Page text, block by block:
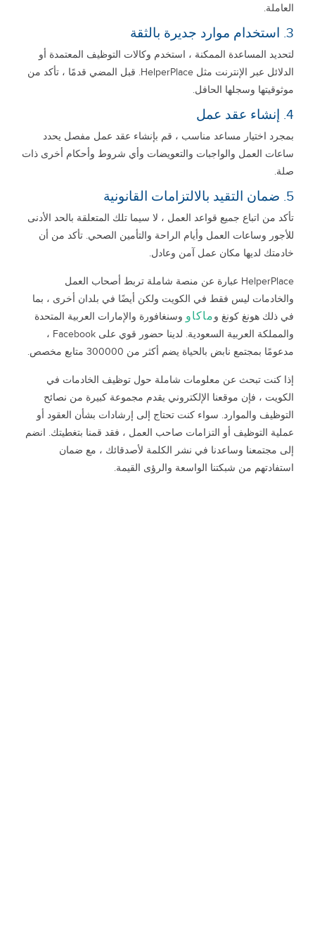
العاملة.
3. استخدام موارد جديرة بالثقة
لتحديد المساعدة الممكنة ، استخدم وكالات التوظيف المعتمدة أو
الدلائل عبر الإنترنت مثل HelperPlace. قبل المضي قدمًا ، تأكد من
موثوقيتها وسجلها الحافل.
4. إنشاء عقد عمل
بمجرد اختيار مساعد مناسب ، قم بإنشاء عقد عمل مفصل يحدد
ساعات العمل والواجبات والتعويضات وأي شروط وأحكام أخرى ذات
صلة.
5. ضمان التقيد بالالتزامات القانونية
تأكد من اتباع جميع قواعد العمل ، لا سيما تلك المتعلقة بالحد الأدنى
للأجور وساعات العمل وأيام الراحة والتأمين الصحي. تأكد من أن
خادمتك لديها مكان عمل آمن وعادل.
HelperPlace عبارة عن منصة شاملة تربط أصحاب العمل
والخادمات ليس فقط في الكويت ولكن أيضًا في بلدان أخرى ، بما
في ذلك هونغ كونغ وماكاو وسنغافورة والإمارات العربية المتحدة
والمملكة العربية السعودية. لدينا حضور قوي على Facebook ،
مدعومًا بمجتمع نابض بالحياة يضم أكثر من 300000 متابع مخصص.
إذا كنت تبحث عن معلومات شاملة حول توظيف الخادمات في
الكويت ، فإن موقعنا الإلكتروني يقدم مجموعة كبيرة من نصائح
التوظيف والموارد. سواء كنت تحتاج إلى إرشادات بشأن العقود أو
عملية التوظيف أو التزامات صاحب العمل ، فقد قمنا بتغطيتك. انضم
إلى مجتمعنا وساعدنا في نشر الكلمة لأصدقائك ، مع ضمان
استفادتهم من شبكتنا الواسعة والرؤى القيمة.